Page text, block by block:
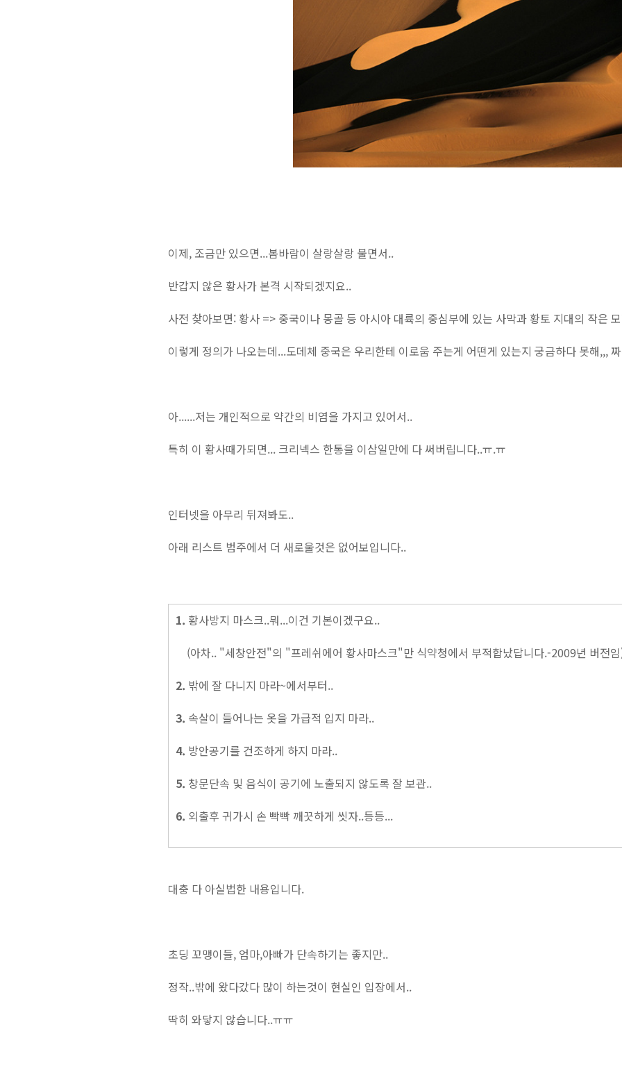
이제, 조금만 있으면...봄바람이 살랑살랑 불면서..
반갑지 않은 황사가 본격 시작되겠지요..
사전 찾아보면: 황사 => 중국이나 몽골 등 아시아 대륙의 중심부에 있는 사막과 황토 지대의 작은
이렇게 정의가 나오는데...도데체 중국은 우리한테 이로움 주는게 어떤게 있는지 궁금하다 못해,,,
아......저는 개인적으로 약간의 비염을 가지고 있어서..
특히 이 황사때가되면... 크리넥스 한통을 이삼일만에 다 써버립니다..ㅠ.ㅠ
인터넷을 아무리 뒤져봐도..
아래 리스트 범주에서 더 새로울것은 없어보입니다..
1. 황사방지 마스크..뭐...이건 기본이겠구요..
(아차.. "세창안전"의 "프레쉬에어 황사마스크"만 식약청에서 부적합났답니다.-2009년 버전
2. 밖에 잘 다니지 마라~에서부터..
3. 속살이 들어나는 옷을 가급적 입지 마라..
4. 방안공기를 건조하게 하지 마라..
5. 창문단속 및 음식이 공기에 노출되지 않도록 잘 보관..
6. 외출후 귀가시 손 빡빡 깨끗하게 씻자..등등...
대충 다 아실법한 내용입니다.
초딩 꼬맹이들, 엄마,아빠가 단속하기는 좋지만..
정작..밖에 왔다갔다 많이 하는것이 현실인 입장에서..
딱히 와닿지 않습니다..ㅠㅠ